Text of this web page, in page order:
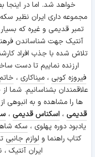
خواهد شد. اما در اینجا
مجموعه داری ایران نظیر سکه
تمبر قدیمی و غیره که
آنتیک جهت شناساندن
تلاش شده با جذب افراد
ارزنده نماییم تا دست
فیروزه کوبی ،میناکاری ،
علاقمندان بشناسانیم. شما
ها را مشاهده و به انبوهی
قدیمی ، اسکناس قدیمی ،
یادبود دوره پهلوی ، سکه
کتاب راهنما و لوازم جانبی
ایران آنتیک